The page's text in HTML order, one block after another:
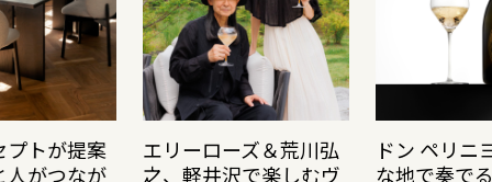
プトが提案
人がつなが
エリーローズ＆荒川弘
之、軽井沢で楽しむヴ
ドン ペリニ
な地で奏で